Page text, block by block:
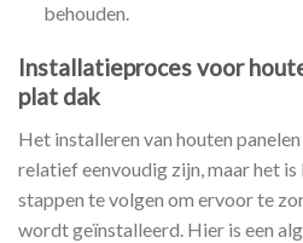
behouden.
Installatieproces voor
plat dak
Het installeren van houten
relatief eenvoudig zijn, maar het
stappen te volgen om ervoor te
wordt geïnstalleerd. Hier is een